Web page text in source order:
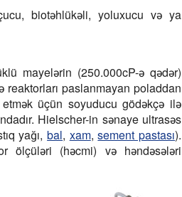
biotəhlükəli, yoluxucu və ya
mayelərin (250.000cP-ə qədər)
reaktorları paslanmayan poladdan
üçün soyuducu gödəkçə ilə
Hielscher-in sənaye ultrasəs
yağı,bal, xam,sement pastası).
ölçüləri (həcmi) və həndəsələri